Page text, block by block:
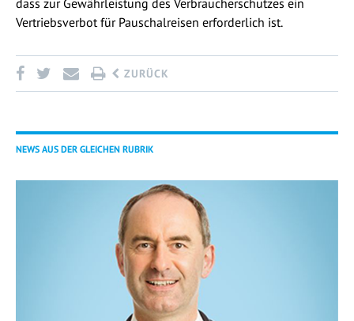
Vertriebsverbot für Pauschalreisen erforderlich ist.
ZURÜCK
NEWS AUS DER GLEICHEN RUBRIK